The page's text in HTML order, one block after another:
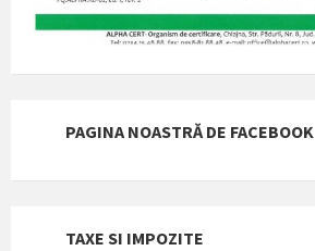
PAGINA NOASTRĂ DE FACEBOOK
TAXE SI IMPOZITE